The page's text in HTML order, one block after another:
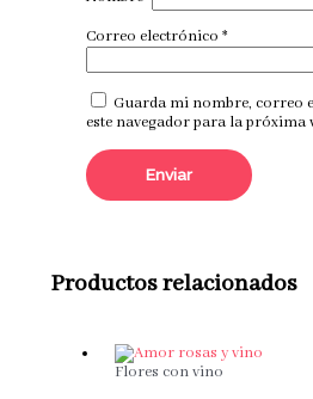
Correo electrónico *
Guarda mi nombre, correo
este navegador para la próxima
Productos relacionados
Flores con vino